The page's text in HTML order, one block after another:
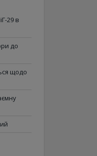
29 в
до
щодо